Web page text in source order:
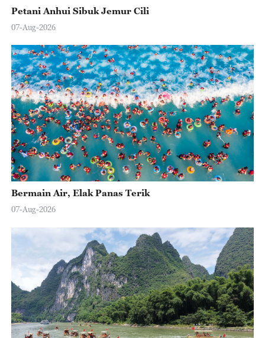
Petani Anhui Sibuk Jemur Cili
07-Aug-2026
Bermain Air, Elak Panas Terik
07-Aug-2026